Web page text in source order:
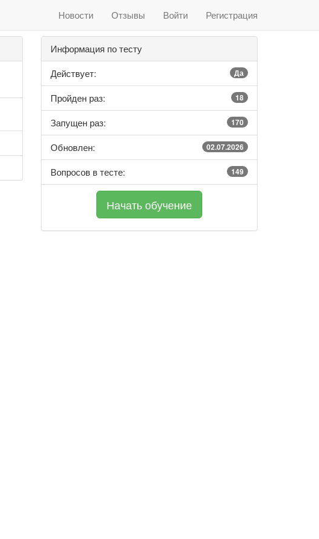
Новости Отзывы Войти Регистрация
Информация по тесту
Действует:
Да
Пройден раз: 18
Запущен раз: 170
Обновлен: 02.07.2026
Вопросов в тесте: 149